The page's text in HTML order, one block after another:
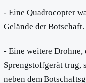
- Eine Quadrocopter
Gelände der Botschaft.
- Eine weitere
Sprengstoffgerät trug,
neben dem